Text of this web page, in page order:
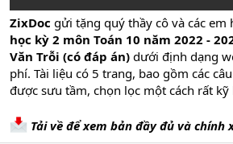
ZixDoc gửi tặng quý thầy cô và các em
học kỳ 2 môn Toán 10 năm 2022 -
Văn Trỗi (có đáp án) dưới định dạng
phí. Tài liệu có 5 trang, bao gồm các
được sưu tầm, chọn lọc một cách rất
Tải về để xem bản đầy đủ và chính